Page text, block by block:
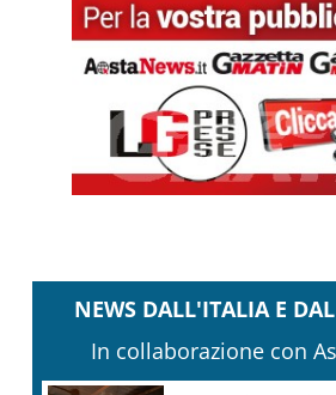
NEWS DALL'ITALIA E
In collaborazione con